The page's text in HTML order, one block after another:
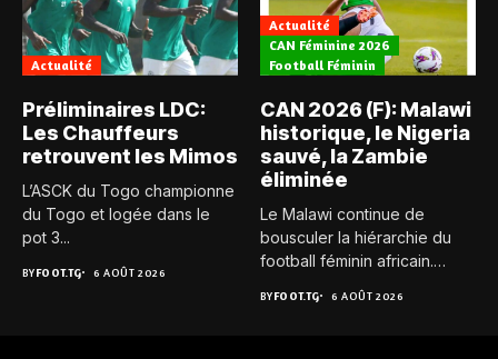
Actualité
Préliminaires LDC:
Les Chauffeurs
retrouvent les Mimos
L’ASCK du Togo championne
du Togo et logée dans le
pot 3...
BYFOOT.TG 6 AOÛT 2026
Actualité
CAN Féminine 2026
Football Féminin
CAN 2026 (F): Malawi
historique, le Nigeria
sauvé, la Zambie
éliminée
Le Malawi continue de
bousculer la hiérarchie du
football féminin africain.
BYFOOT.TG 6 AOÛT 2026